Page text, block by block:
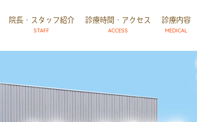
院長・スタッフ紹介
STAFF
診療時間・アクセス
ACCESS
診療内容
MEDICAL